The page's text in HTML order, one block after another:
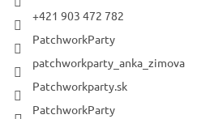
+421 903 472 782
PatchworkParty
patchworkparty_anka_zimova
Patchworkparty.sk
PatchworkParty